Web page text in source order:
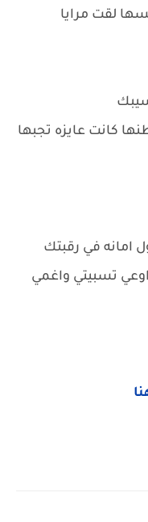
لقت مرايا
كانت عايزه تجبها
امانه في رقبتك
تسبيتي واغمي